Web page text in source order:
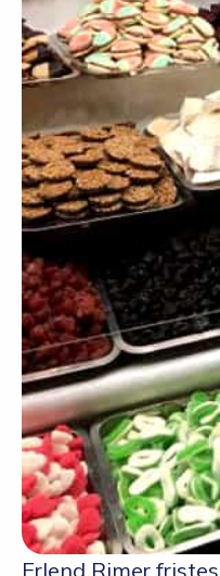
Erlend Rimer